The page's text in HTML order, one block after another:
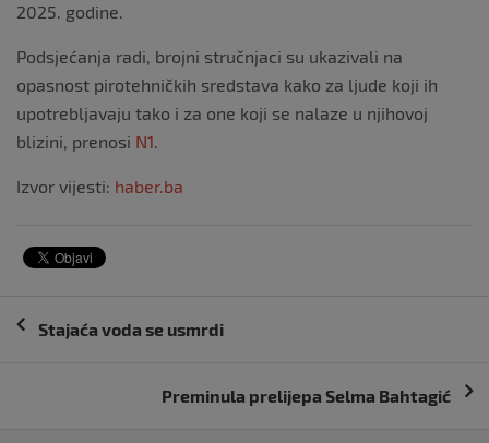
2025. godine.
Podsjećanja radi, brojni stručnjaci su ukazivali na
opasnost pirotehničkih sredstava kako za ljude koji ih
upotrebljavaju tako i za one koji se nalaze u njihovoj
blizini, prenosi N1.
Izvor vijesti: haber.ba
Navigacija
objava
Stajaća voda se usmrdi
Preminula prelijepa Selma Bahtagić